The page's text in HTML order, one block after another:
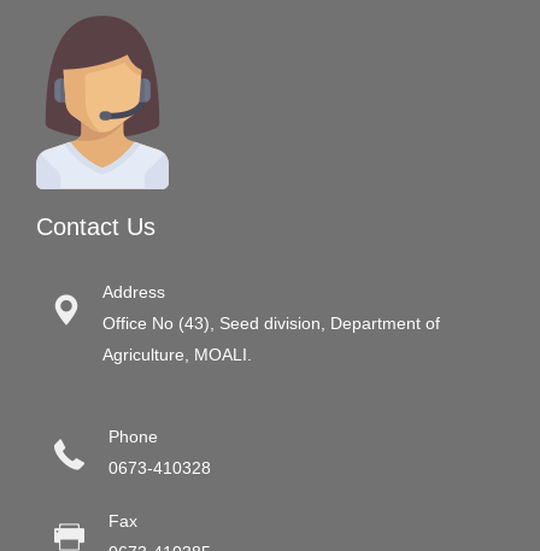
Contact Us
Address
Office No (43), Seed division, Department of
Agriculture, MOALI.
Phone
0673-410328
Fax